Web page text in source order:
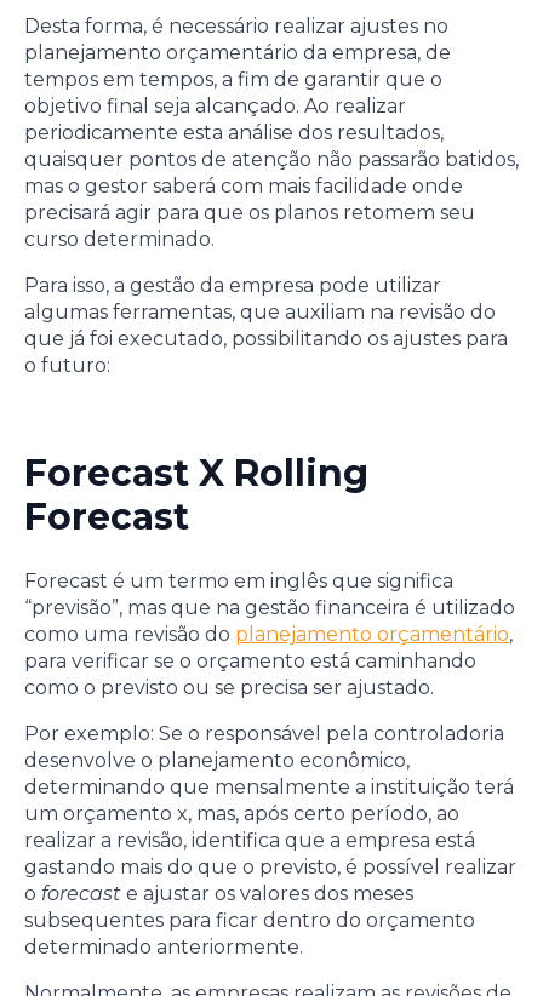
Desta forma, é necessário realizar ajustes no
planejamento orçamentário da empresa, de
tempos em tempos, a fim de garantir que o
objetivo final seja alcançado. Ao realizar
periodicamente esta análise dos resultados,
quaisquer pontos de atenção não passarão batidos,
mas o gestor saberá com mais facilidade onde
precisará agir para que os planos retomem seu
curso determinado.
Para isso, a gestão da empresa pode utilizar
algumas ferramentas, que auxiliam na revisão do
que já foi executado, possibilitando os ajustes para
o futuro:
Forecast X Rolling
Forecast
Forecast é um termo em inglês que significa
“previsão”, mas que na gestão financeira é utilizado
como uma revisão do planejamento orçamentário,
para verificar se o orçamento está caminhando
como o previsto ou se precisa ser ajustado.
Por exemplo: Se o responsável pela controladoria
desenvolve o planejamento econômico,
determinando que mensalmente a instituição terá
um orçamento x, mas, após certo período, ao
realizar a revisão, identifica que a empresa está
gastando mais do que o previsto, é possível realizar
o forecast e ajustar os valores dos meses
subsequentes para ficar dentro do orçamento
determinado anteriormente.